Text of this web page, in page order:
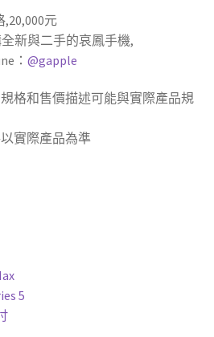
,20,000元
新與二手的哀鳳手機,
： @gapple
格和售價描述可能與實際產品規
實際產品為準
5